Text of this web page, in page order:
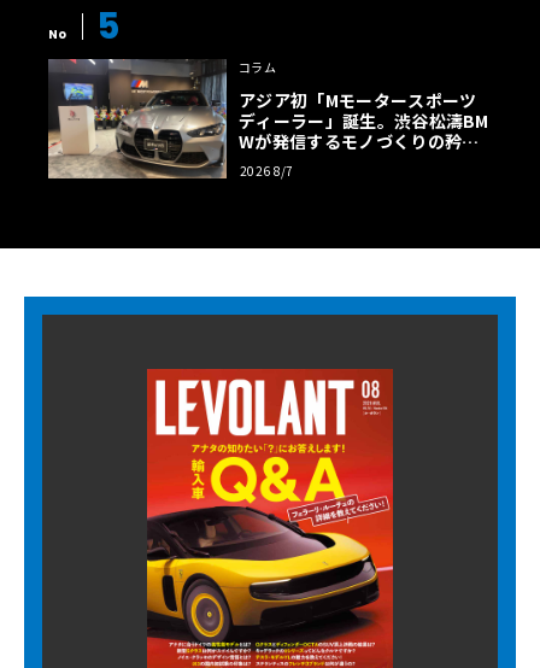
No 5
コラム
アジア初「Mモータースポーツ
ディーラー」誕生。渋谷松濤BM
Wが発信するモノづくりの矜持
【木下隆之コラム】
2026 8/7